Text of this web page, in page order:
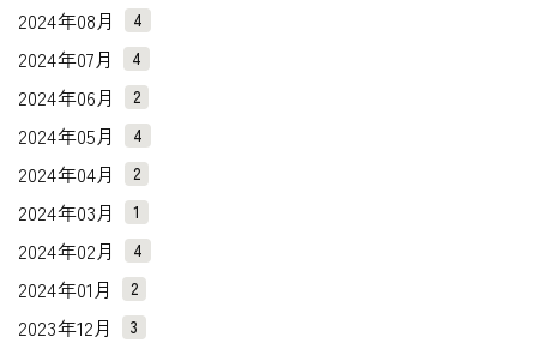
2024年08月 4
2024年07月 4
2024年06月 2
2024年05月 4
2024年04月 2
2024年03月 1
2024年02月 4
2024年01月 2
2023年12月 3